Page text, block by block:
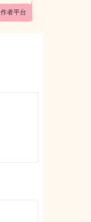
作者平台